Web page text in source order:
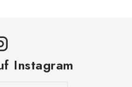
Instagram